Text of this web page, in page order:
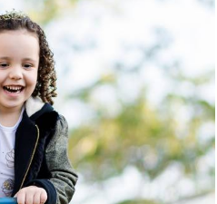
42